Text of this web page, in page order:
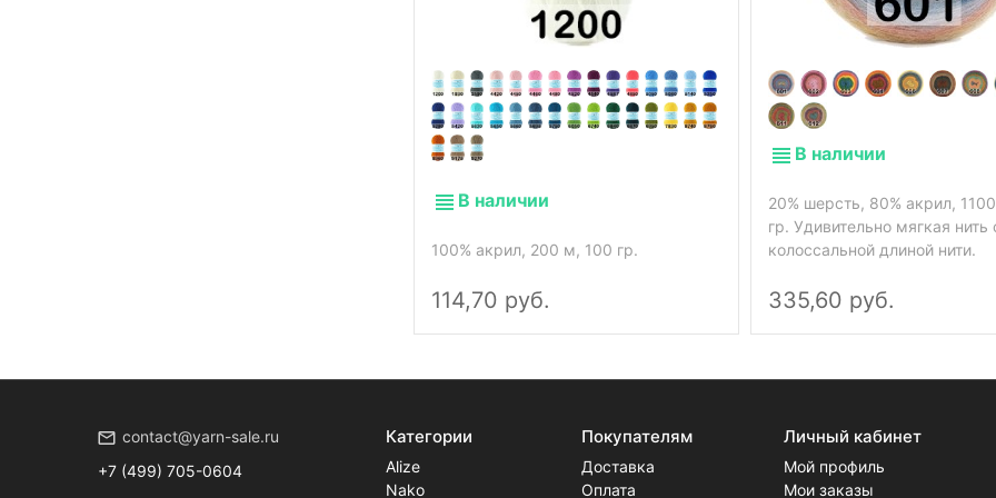
В наличии
100% акрил, 200 м, 100 гр.
114,70 руб.
В наличии
20% шерсть, 80% акрил,
гр. Удивительно мягкая нить
колоссальной длиной нити.
335,60 руб.
contact@yarn-sale.ru
+7 (499) 705-0604
Категории
Alize
Nako
Покупателям
Доставка
Оплата
Личный кабинет
Мой профиль
Мои заказы